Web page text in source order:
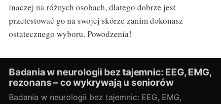
inaczej na różnych osobach, dlatego dobrze jest
przetestować go na swojej skórze zanim dokonasz
ostatecznego wyboru. Powodzenia!
Badania w neurologii bez tajemnic: EEG, EMG,
rezonans – co wykrywają u seniorów
Badania w neurologii bez tajemnic: EEG, EMG,